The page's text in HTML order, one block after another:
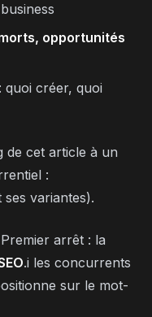
opportunités
quoi créer, quoi
de cet article à un
:
ses variantes).
arrêt : la
.i les concurrents
sur le mot-